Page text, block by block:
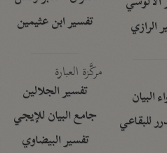
الرازي
البيان
للبقاعي
تفسير ابن عثيمين
مركَّزة العبارة
تفسير الجلالين
جامع البيان للإيجي
تفسير البيضاوي